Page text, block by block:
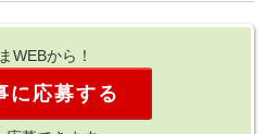
WEBから！
に応募する